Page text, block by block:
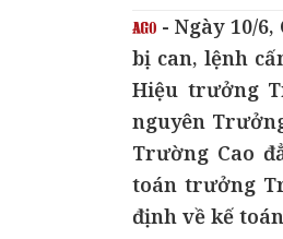
- Ngày 10/
bị can, lệnh
Hiệu trưởng
nguyên
Trường Cao
toán trưởng
định về kế